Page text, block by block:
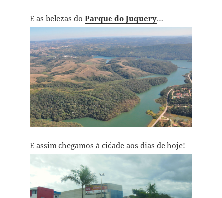
E as belezas do Parque do Juquery…
E assim chegamos à cidade aos dias de hoje!